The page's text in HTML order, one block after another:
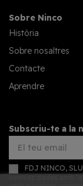
Sobre Ninco
Història
Sobre nosaltres
Contacte
Aprendre
Subscriu-te a la
FDJ NINCO,